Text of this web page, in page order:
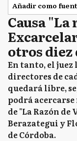
Añadir como
Causa
otros diez
En tanto, el juez
directores de
quedará libre,
podrá
de "La Razón
Berazategui y
de Córdoba.